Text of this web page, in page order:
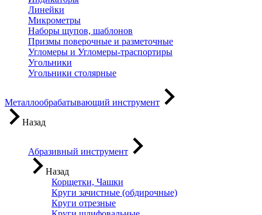
Линейки
Микрометры
Наборы щупов, шаблонов
Призмы поверочные и разметочные
Угломеры и Угломеры-траспортиры
Угольники
Угольники столярные
Металлообрабатывающий инструмент
Назад
Абразивный инструмент
Назад
Корщетки, Чашки
Круги зачистные (обдирочные)
Круги отрезные